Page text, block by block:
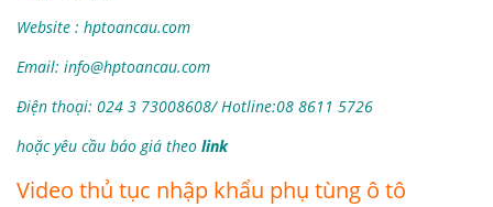
Website : hptoancau.com
Email: info@hptoancau.com
Điện thoại: 024 3 73008608/ Hotline:08 8611 5726
hoặc yêu cầu báo giá theo link
Video thủ tục nhập khẩu phụ tùng ô tô